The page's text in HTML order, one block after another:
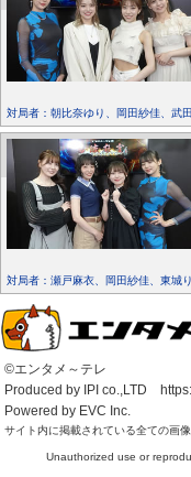
対局者：朝比奈ゆり、岡田紗佳、武
対局者：瀬戸麻衣、岡田紗佳、東城
©エンタメ～テレ
Produced by IPI co.,LTD
Powered by EVC Inc.
サイト内に掲載されている全ての画
Unauthorized use or